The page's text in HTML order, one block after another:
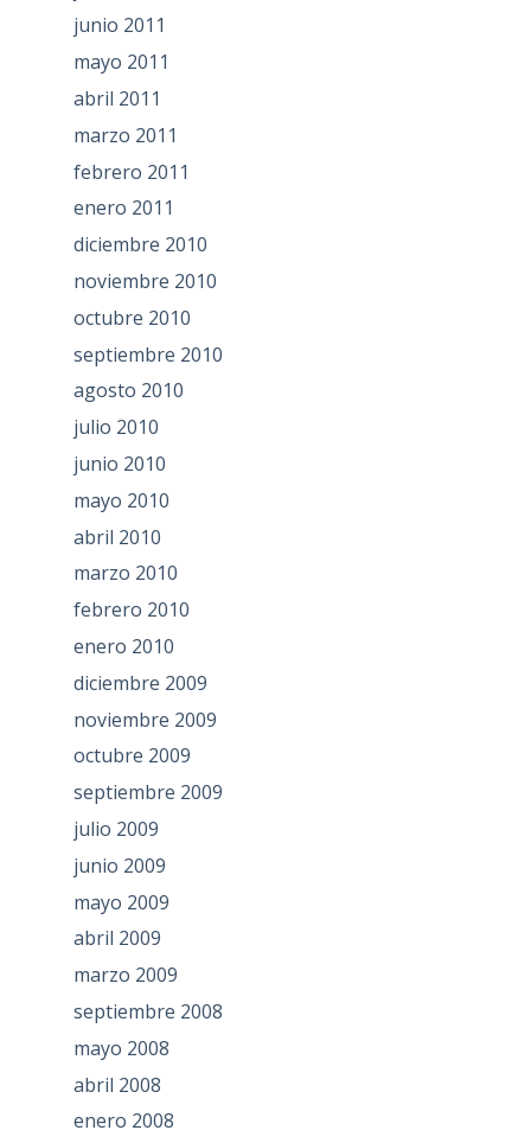
junio 2011
mayo 2011
abril 2011
marzo 2011
febrero 2011
enero 2011
diciembre 2010
noviembre 2010
octubre 2010
septiembre 2010
agosto 2010
julio 2010
junio 2010
mayo 2010
abril 2010
marzo 2010
febrero 2010
enero 2010
diciembre 2009
noviembre 2009
octubre 2009
septiembre 2009
julio 2009
junio 2009
mayo 2009
abril 2009
marzo 2009
septiembre 2008
mayo 2008
abril 2008
enero 2008